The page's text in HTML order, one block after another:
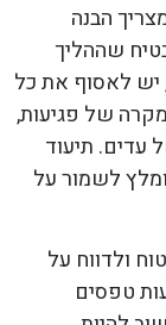
הבנה
שההליך
יש לאסוף את כל
של פגיעות,
עדים. תיעוד
לשמור על
ולדווח על
טפסים